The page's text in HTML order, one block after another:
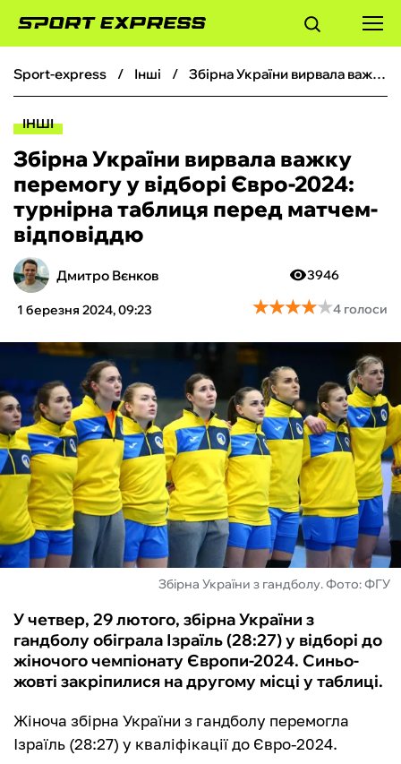
ФУТБОЛ
БОКС
ХОКЕЙ
ТЕНІС
КІБЕРСПОРТ
ЧС-2026
ФУТЗАЛ
ІНШІ
БУКМЕКЕРИ
sport-express інші Збірна України вирвала важку перемогу у відборі Євро-2024: турнірна таблиця перед матчем-відповіддю
ІНШІ
Збірна України вирвала важку
перемогу у відборі Євро-2024:
турнірна таблиця перед матчем-
відповіддю
Дмитро Вєнков
1 березня 2024, 09:23
3946
★★★★★
★★★★★4 голоси
Збірна України з гандболу. Фото: ФГУ
У четвер, 29 лютого, збірна України з
гандболу обіграла Ізраїль (28:27) у відборі до
жіночого чемпіонату Європи-2024. Синьо-
жовті закріпилися на другому місці у таблиці.
Жіноча збірна України з гандболу перемогла
Ізраїль (28:27) у кваліфікації до Євро-2024.